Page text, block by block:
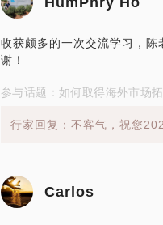
收获颇多的一次交流学习，
谢！
参与话题：如何取得海外市场
行家回复：不客气，祝您
Carlos